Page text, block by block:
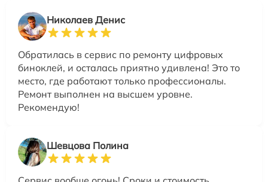
Николаев Денис
Обратилась в сервис по ремонту цифровых
биноклей, и осталась приятно удивлена! Это то
место, где работают только профессионалы.
Ремонт выполнен на высшем уровне.
Рекомендую!
Шевцова Полина